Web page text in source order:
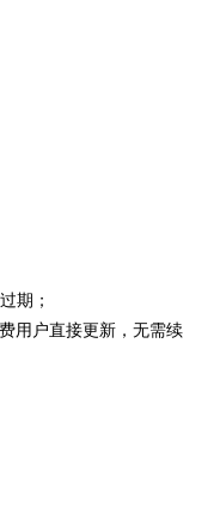
期；
用户直接更新，无需续